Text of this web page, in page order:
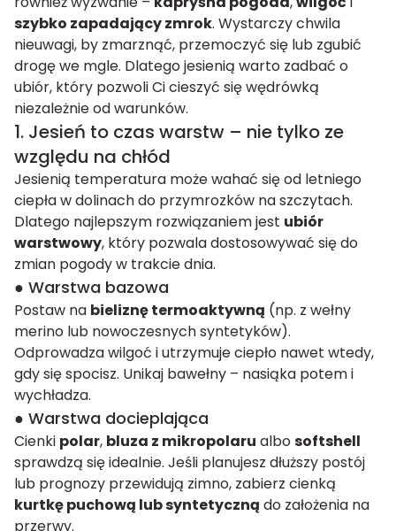
szybko zapadający zmrok. Wystarczy chwila
nieuwagi, by zmarznąć, przemoczyć się lub zgubić
drogę we mgle. Dlatego jesienią warto zadbać o
ubiór, który pozwoli Ci cieszyć się wędrówką
niezależnie od warunków.
1. Jesień to czas warstw – nie tylko ze
względu na chłód
Jesienią temperatura może wahać się od letniego
ciepła w dolinach do przymrozków na szczytach.
Dlatego najlepszym rozwiązaniem jest ubiór
warstwowy, który pozwala dostosowywać się do
zmian pogody w trakcie dnia.
● Warstwa bazowa
Postaw na bieliznę termoaktywną (np. z wełny
merino lub nowoczesnych syntetyków).
Odprowadza wilgoć i utrzymuje ciepło nawet wtedy,
gdy się spocisz. Unikaj bawełny – nasiąka potem i
wychładza.
● Warstwa docieplająca
Cienki polar, bluza z mikropolaru albosoftshell
sprawdzą się idealnie. Jeśli planujesz dłuższy postój
lub prognozy przewidują zimno, zabierz cienką
kurtkę puchową lub syntetyczną do założenia na
przerwy.